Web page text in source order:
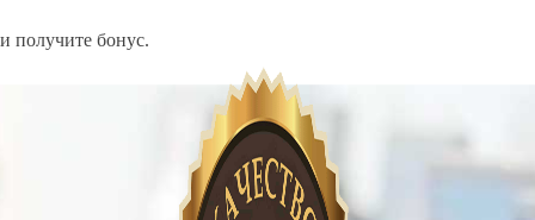
и получите бонус.